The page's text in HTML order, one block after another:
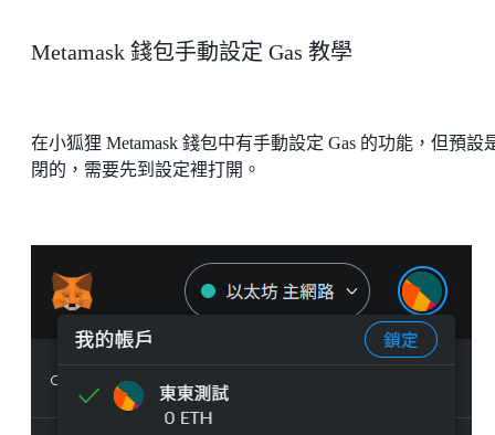
Metamask 錢包手動設定 Gas 教學
在小狐狸 Metamask 錢包中有手動設定 Gas 的功能，但預設
閉的，需要先到設定裡打開。